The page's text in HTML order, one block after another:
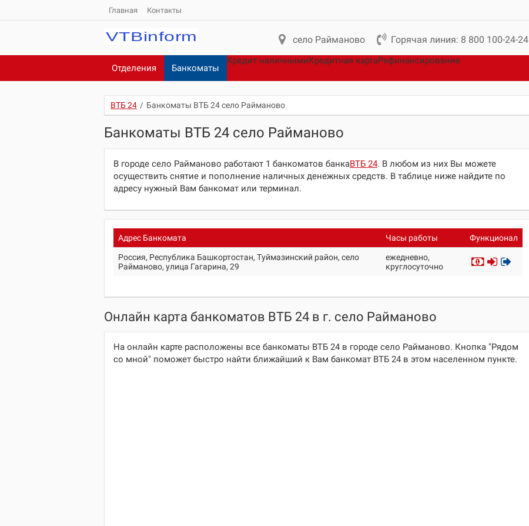
Главная Контакты
село Райманово Горячая линия: 8 800 100-24-24
Отделения Банкоматы
Кредит наличнымиКредитная картаРефинансирование
ВТБ 24 / Банкоматы ВТБ 24 село Райманово
Банкоматы ВТБ 24 село Райманово
В городе село Райманово работают 1 банкоматов банкаВТБ 24. В любом из них Вы можете
осуществить снятие и пополнение наличных денежных средств. В таблице ниже найдите по
адресу нужный Вам банкомат или терминал.
Адрес Банкомата Часы работы Функционал
Россия, Республика Башкортостан, Туймазинский район, село
Райманово, улица Гагарина, 29
ежедневно,
круглосуточно
Онлайн карта банкоматов ВТБ 24 в г. село Райманово
На онлайн карте расположены все банкоматы ВТБ 24 в городе село Райманово. Кнопка "Рядом
со мной" поможет быстро найти ближайший к Вам банкомат ВТБ 24 в этом населенном пункте.